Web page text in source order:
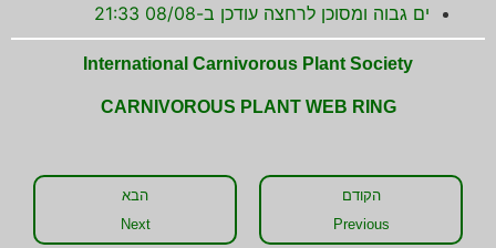
ים גבוה ומסוכן לרחצה עודכן ב-08/08 21:33
International Carnivorous Plant Society
CARNIVOROUS PLANT WEB RING
הקודם
Previous
הבא
Next